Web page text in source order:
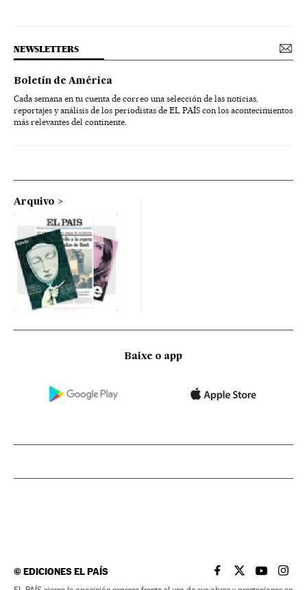
NEWSLETTERS
Boletín de América
Cada semana en tu cuenta de correo una selección de las noticias,
reportajes y análisis de los periodistas de EL PAÍS con los acontecimientos
más relevantes del continente.
Arquivo
Baixe o app
©EDICIONES EL PAÍS EL PAÍS BRASIL EN
EL PAÍSEL PAÍS
EL